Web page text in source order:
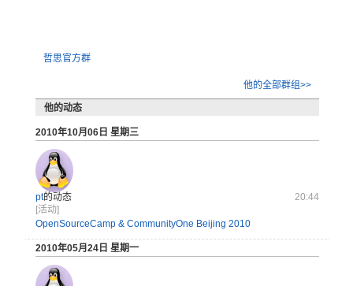
哲思官方群
他的全部群组>>
他的动态
2010年10月06日 星期三
pt的动态
20:44
[活动]
OpenSourceCamp & CommunityOne Beijing 2010
2010年05月24日 星期一